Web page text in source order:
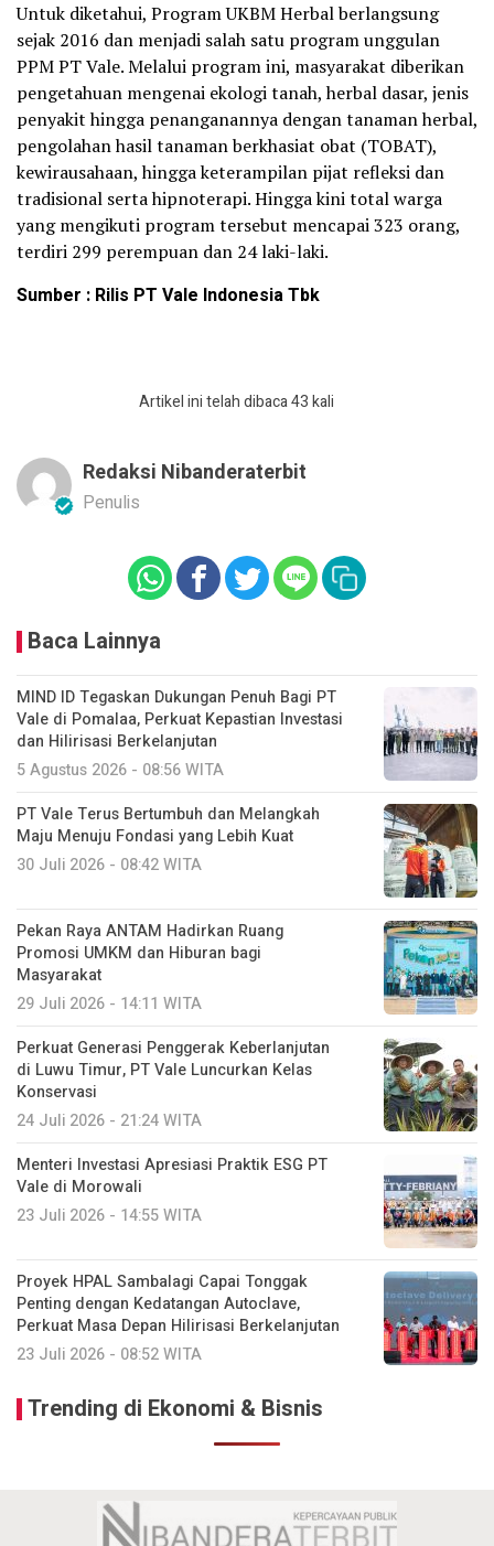
Untuk diketahui, Program UKBM Herbal berlangsung
sejak 2016 dan menjadi salah satu program unggulan
PPM PT Vale. Melalui program ini, masyarakat diberikan
pengetahuan mengenai ekologi tanah, herbal dasar, jenis
penyakit hingga penanganannya dengan tanaman herbal,
pengolahan hasil tanaman berkhasiat obat (TOBAT),
kewirausahaan, hingga keterampilan pijat refleksi dan
tradisional serta hipnoterapi. Hingga kini total warga
yang mengikuti program tersebut mencapai 323 orang,
terdiri 299 perempuan dan 24 laki-laki.
Sumber : Rilis PT Vale Indonesia Tbk
Artikel ini telah dibaca 43 kali
Redaksi Nibanderaterbit
Penulis
Baca Lainnya
MIND ID Tegaskan Dukungan Penuh Bagi PT
Vale di Pomalaa, Perkuat Kepastian Investasi
dan Hilirisasi Berkelanjutan
5 Agustus 2026 - 08:56 WITA
PT Vale Terus Bertumbuh dan Melangkah
Maju Menuju Fondasi yang Lebih Kuat
30 Juli 2026 - 08:42 WITA
Pekan Raya ANTAM Hadirkan Ruang
Promosi UMKM dan Hiburan bagi
Masyarakat
29 Juli 2026 - 14:11 WITA
Perkuat Generasi Penggerak Keberlanjutan
di Luwu Timur, PT Vale Luncurkan Kelas
Konservasi
24 Juli 2026 - 21:24 WITA
Menteri Investasi Apresiasi Praktik ESG PT
Vale di Morowali
23 Juli 2026 - 14:55 WITA
Proyek HPAL Sambalagi Capai Tonggak
Penting dengan Kedatangan Autoclave,
Perkuat Masa Depan Hilirisasi Berkelanjutan
23 Juli 2026 - 08:52 WITA
Trending di Ekonomi & Bisnis